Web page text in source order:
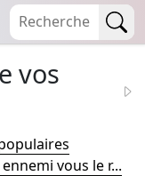
vos
vous le r...